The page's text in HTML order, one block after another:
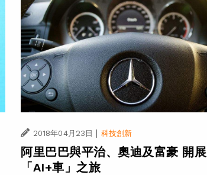
2018年04月23日 | 科技創新
阿里巴巴與平治、奧迪及富豪 開展
「AI+車」之旅